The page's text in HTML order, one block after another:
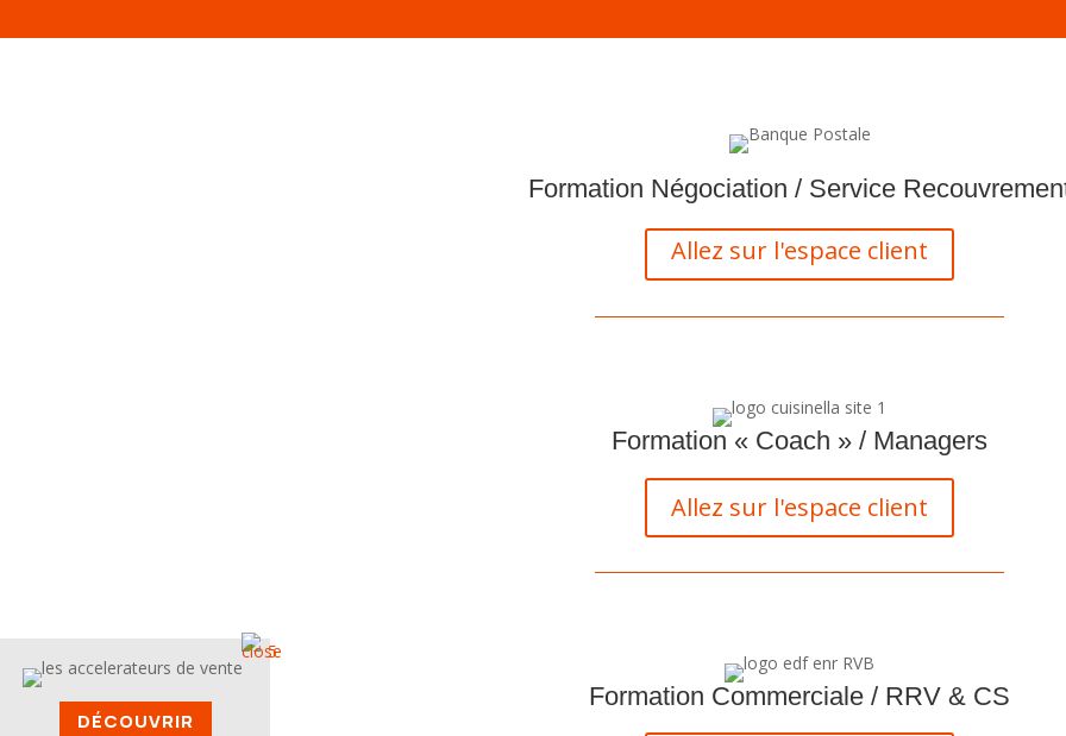
Formation Négociation / Service
Allez sur l'espace client
Formation « Coach » / Managers
Allez sur l'espace client
Formation Commerciale / RRV & CS
DÉCOUVRIR